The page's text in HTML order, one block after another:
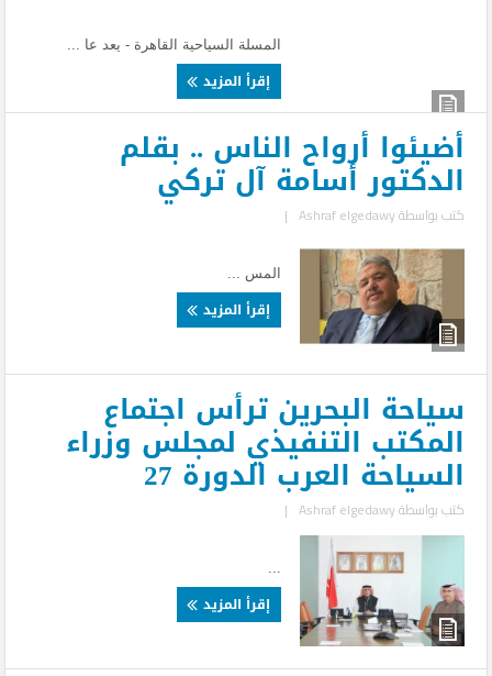
المسلة السياحية القاهرة - يعد عا ...
إقرأ المزيد
أضيئوا أرواح الناس .. بقلم
الدكتور أسامة آل تركي
كتب بواسطةAshraf elgedawy
|
المس ...
إقرأ المزيد
سياحة البحرين ترأس اجتماع
المكتب التنفيذي لمجلس وزراء
السياحة العرب الدورة 27
كتب بواسطةAshraf elgedawy
|
إقرأ المزيد